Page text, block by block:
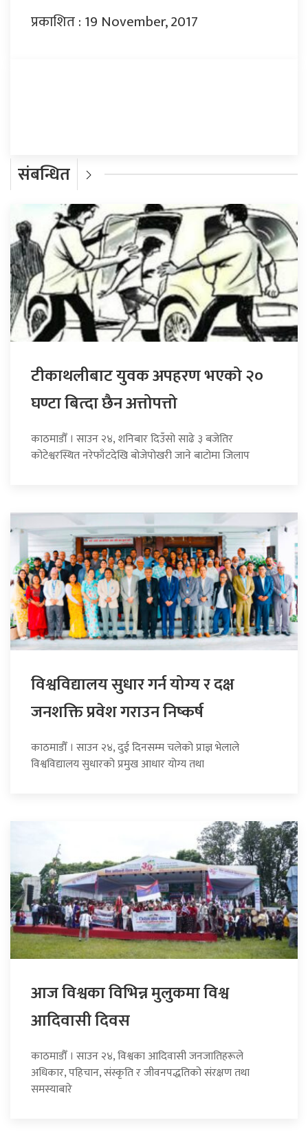
प्रकाशित : 19 November, 2017
संबन्धित
टीकाथलीबाट युवक अपहरण भएको २०
घण्टा बित्दा छैन अत्तोपत्तो
काठमाडौँ । साउन २४, शनिबार दिउँसो साढे ३ बजेतिर
कोटेश्वरस्थित नरेफाँटदेखि बोजेपोखरी जाने बाटोमा जिलाप
विश्वविद्यालय सुधार गर्न योग्य र दक्ष
जनशक्ति प्रवेश गराउन निष्कर्ष
काठमाडौँ । साउन २४, दुई दिनसम्म चलेको प्राज्ञ भेलाले
विश्वविद्यालय सुधारको प्रमुख आधार योग्य तथा
आज विश्वका विभिन्न मुलुकमा विश्व
आदिवासी दिवस
काठमाडौँ । साउन २४, विश्वका आदिवासी जनजातिहरूले
अधिकार, पहिचान, संस्कृति र जीवनपद्धतिको संरक्षण तथा
समस्याबारे